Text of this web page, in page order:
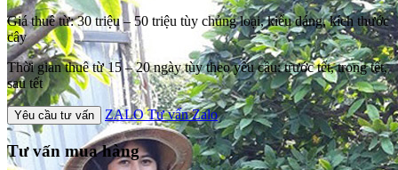
Giá thuê từ: 30 triệu – 50 triệu tùy chủng loại, kiểu dáng, kích thước
cây
Thời gian thuê từ 15 – 20 ngày tùy theo yêu cầu: trước tết, trong tết,
sau tết
Yêu cầu tư vấn ZALO Tư vấn Zalo
Tư vấn mua hàng